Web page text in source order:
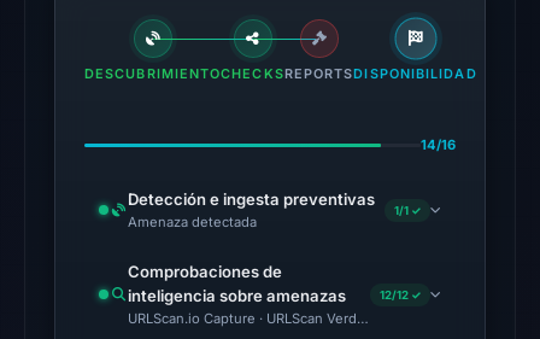
ADMINUSLabs,
alphaMountain.ai,
Seclookup,
on
Jul
DESCUBRIMIENTOCHECKSREPORTSDISPONIBILIDAD
14/16
Detección e ingesta preventivas
Amenaza detectada
1/1 ✓
Comprobaciones de
inteligencia sobre amenazas
URLScan.io Capture · URLScan Verdict · Cloudflare Radar
12/12 ✓